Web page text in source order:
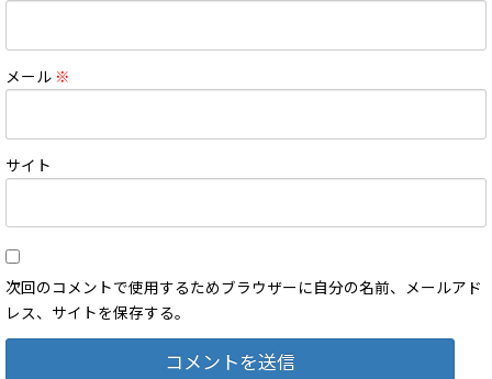
メール ※
サイト
次回のコメントで使用するためブラウザーに自分の名前、メールアド
レス、サイトを保存する。